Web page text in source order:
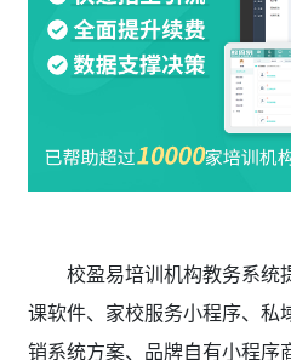
校盈易培训机构教务系统
课软件、家校服务小程序、
销系统方案、品牌自有小程序